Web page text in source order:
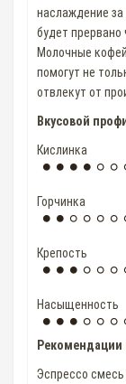
наслаждение
будет
Молочные
помогут не
отвлекут от
Вкусовой
Кислинка
Горчинка
Крепость
Насыщенность
Эспрессо смесь